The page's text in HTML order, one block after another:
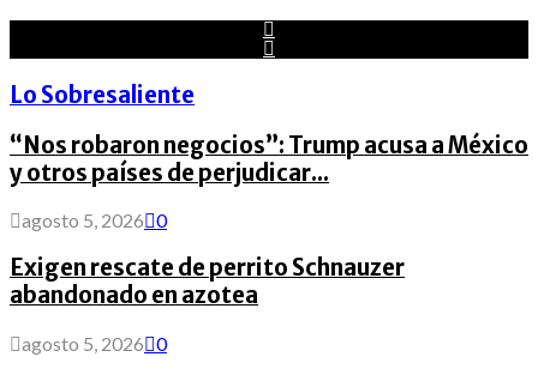
Lo Sobresaliente
“Nos robaron negocios”: Trump acusa a México
y otros países de perjudicar...
agosto 5, 2026 0
Exigen rescate de perrito Schnauzer
abandonado en azotea
agosto 5, 2026 0